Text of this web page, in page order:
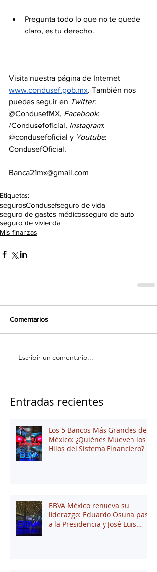
Pregunta todo lo que no te quede
claro, es tu derecho.
Visita nuestra página de Internet
www.condusef.gob.mx. También nos
puedes seguir en Twitter:
@CondusefMX, Facebook:
/Condusefoficial, Instagram:
@condusefoficial y Youtube:
CondusefOficial.
Banca21mx@gmail.com
Etiquetas:
segurosCondusefseguro de vida
seguro de gastos médicosseguro de auto
seguro de vivienda
Mis finanzas
Comentarios
Escribir un comentario...
Entradas recientes
Los 5 Bancos Más Grandes de
México: ¿Quiénes Mueven los
Hilos del Sistema Financiero?
BBVA México renueva su
liderazgo: Eduardo Osuna pasa
a la Presidencia y José Luis